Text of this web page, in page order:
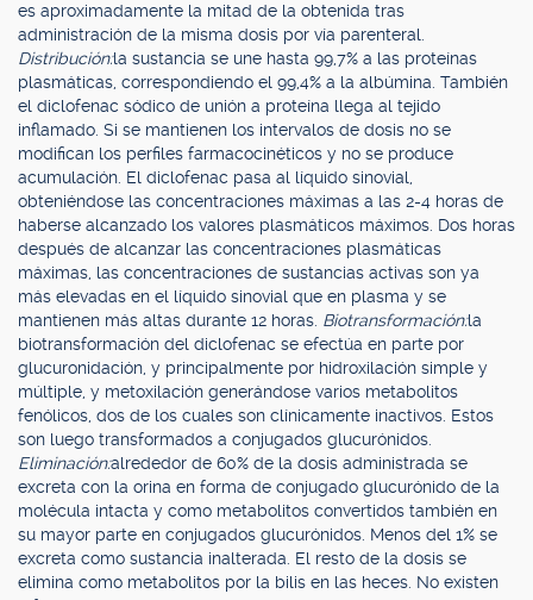
es aproximadamente la mitad de la obtenida tras
administración de la misma dosis por vía parenteral.
Distribución:la sustancia se une hasta 99,7% a las proteínas
plasmáticas, correspondiendo el 99,4% a la albúmina. También
el diclofenac sódico de unión a proteína llega al tejido
inflamado. Si se mantienen los intervalos de dosis no se
modifican los perfiles farmacocinéticos y no se produce
acumulación. El diclofenac pasa al líquido sinovial,
obteniéndose las concentraciones máximas a las 2-4 horas de
haberse alcanzado los valores plasmáticos máximos. Dos horas
después de alcanzar las concentraciones plasmáticas
máximas, las concentraciones de sustancias activas son ya
más elevadas en el líquido sinovial que en plasma y se
mantienen más altas durante 12 horas. Biotransformación:la
biotransformación del diclofenac se efectúa en parte por
glucuronidación, y principalmente por hidroxilación simple y
múltiple, y metoxilación generándose varios metabolitos
fenólicos, dos de los cuales son clínicamente inactivos. Estos
son luego transformados a conjugados glucurónidos.
Eliminación:alrededor de 60% de la dosis administrada se
excreta con la orina en forma de conjugado glucurónido de la
molécula intacta y como metabolitos convertidos también en
su mayor parte en conjugados glucurónidos. Menos del 1% se
excreta como sustancia inalterada. El resto de la dosis se
elimina como metabolitos por la bilis en las heces. No existen